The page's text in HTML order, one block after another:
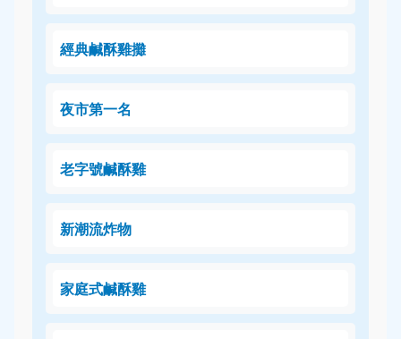
經典鹹酥雞攤
夜市第一名
老字號鹹酥雞
新潮流炸物
家庭式鹹酥雞